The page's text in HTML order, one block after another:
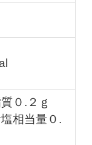
０.２ｇ
相当量０.